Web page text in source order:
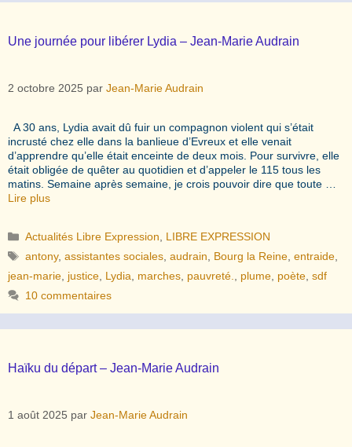
Une journée pour libérer Lydia – Jean-Marie Audrain
2 octobre 2025 par Jean-Marie Audrain
A 30 ans, Lydia avait dû fuir un compagnon violent qui s’était
incrusté chez elle dans la banlieue d’Evreux et elle venait
d’apprendre qu’elle était enceinte de deux mois. Pour survivre, elle
était obligée de quêter au quotidien et d’appeler le 115 tous les
matins. Semaine après semaine, je crois pouvoir dire que toute …
Lire plus
Catégories
Actualités Libre Expression
LIBRE EXPRESSION
Étiquettes
antony,assistantes sociales ,audrain Bourg la Reine ,entraide
jean-marie justice Lydia marches pauvreté. plume poète sdf
10 commentaires
Haïku du départ – Jean-Marie Audrain
1 août 2025 par Jean-Marie Audrain